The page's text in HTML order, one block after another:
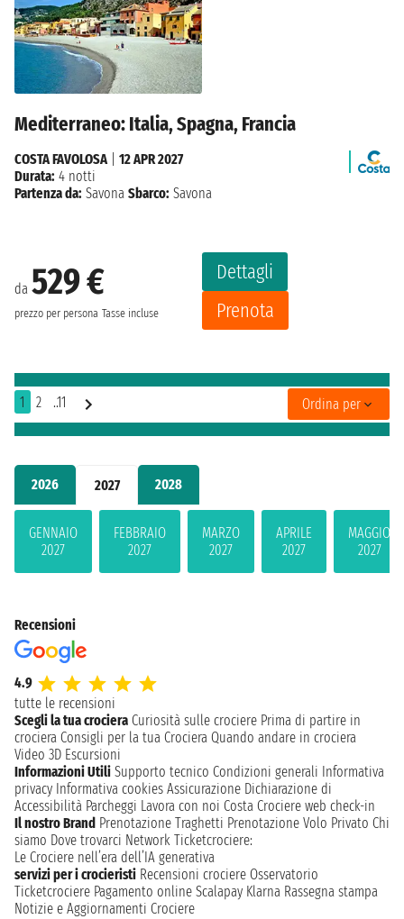
2026 2027 2028
GENNAIO
2027
FEBBRAIO
2027
MARZO
2027
APRILE
2027
MAGGIO
2027
Mediterraneo: Italia, Spagna, Francia
da 529 €
prezzo per persona Tasse incluse
Dettagli
Prenota
COSTA FAVOLOSA
12 APR 2027
Durata: 4 notti
Partenza da: Savona Sbarco: Savona
1 2 ..11 Ordina per
Recensioni
4.9
tutte le recensioni
Scegli la tua crociera Curiosità sulle crociere Prima di partire in
crociera Consigli per la tua Crociera Quando andare in crociera
Video 3D Escursioni
Informazioni Utili Supporto tecnico Condizioni generali Informativa
privacy Informativa cookies Assicurazione Dichiarazione di
Accessibilità Parcheggi Lavora con noi Costa Crociere web check-in
Il nostro Brand Prenotazione Traghetti Prenotazione Volo Privato Chi
siamo Dove trovarci Network Ticketcrociere:
Le Crociere nell’era dell’IA generativa
servizi per i crocieristi Recensioni crociere Osservatorio
Ticketcrociere Pagamento online Scalapay Klarna Rassegna stampa
Notizie e Aggiornamenti Crociere